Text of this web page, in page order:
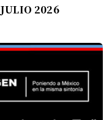
2026